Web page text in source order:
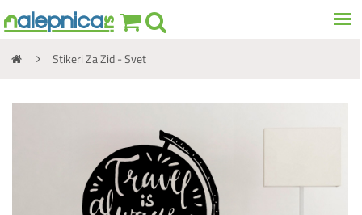
Stikeri Za Zid - Svet